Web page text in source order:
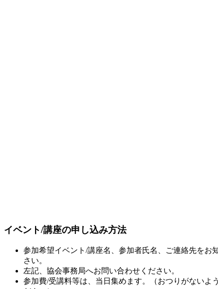
イベント/講座の申し込み方法
参加希望イベント/講座名、参加者氏名、ご連絡先をお
さい。
左記、協会事務局へお問い合わせください。
参加費/受講料等は、当日集めます。（おつりがないよ